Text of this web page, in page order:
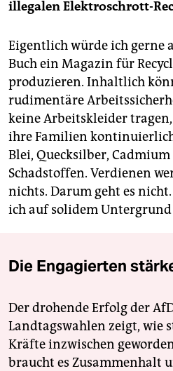
illegalen Elektroschrott-
Eigentlich würde ich gerne
Buch ein Magazin für
produzieren. Inhaltlich
rudimentäre
keine Arbeitskleider
ihre Familien
Blei, Quecksilber,
Schadstoffen. Verdienen
nichts. Darum geht es
ich auf solidem Untergrund
Die Engagierten
Der drohende Erfolg der
Landtagswahlen zeigt, wie
Kräfte inzwischen
braucht es Zusammenhalt